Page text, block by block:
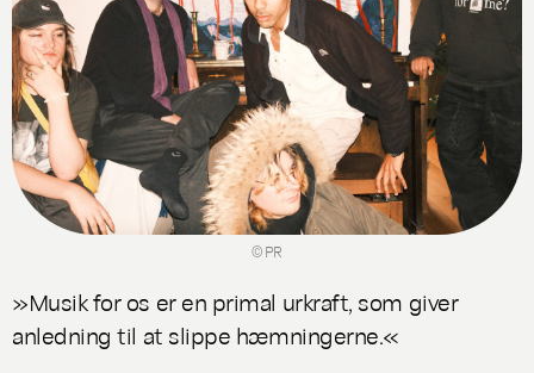
© PR
»Musik for os er en primal urkraft, som giver
anledning til at slippe hæmningerne.«